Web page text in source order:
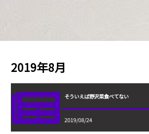
2019年8月
そういえば野沢菜食べてない
2019/08/24